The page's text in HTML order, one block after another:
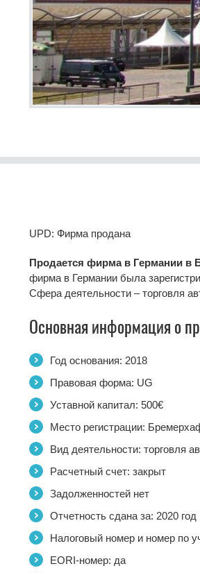
UPD: Фирма продана
Продается фирма в Германии в
фирма в Германии была
Сфера деятельности – торговля
Основная информация о
Год основания: 2018
Правовая форма: UG
Уставной капитал: 500€
Место регистрации:
Вид деятельности: торговля
Расчетный счет: закрыт
Задолженностей нет
Отчетность сдана за: 2020 год
Налоговый номер и номер по
EORI-номер: да